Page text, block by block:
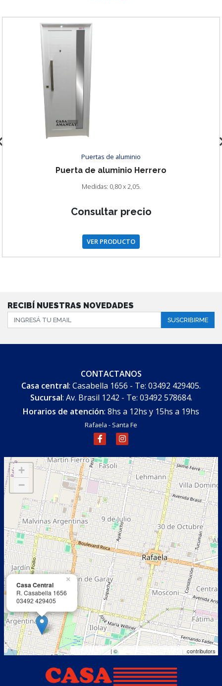
Puertas de aluminio
Puerta de aluminio Herrero
Medidas: 0,80/0,90/1,00 x 2,05
Consultar precio
VER PRODUCTO
RECIBÍ NUESTRAS NOVEDADES
SUSCRIBIRME
CONTACTANOS
Casa central: Casabella 1656 - Te: 03492 429405.
Sucursal: Av. Brasil 1242 - Te: 03492 578684.
Horarios de atención: 8hs a 12hs y 15hs a 19hs
Rafaela - Santa Fe
Casa Central
R. Casabella 1656
03492 429405
×
+
−
LEAFLET | © OPENSTREETMAP contributors